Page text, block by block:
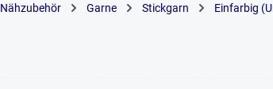
Nähzubehör Garne Stickgarn Einfarbig